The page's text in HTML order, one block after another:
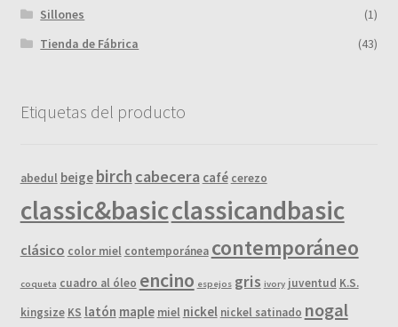
Sillones
(1)
Tienda de Fábrica
(43)
Etiquetas del producto
abedul beige birch cabecera café cerezo
classic&basicclassicandbasic
clásico color miel contemporánea contemporáneo
coqueta cuadro al óleo encino espejos gris ivory juventud K.S.
kingsize KS latón maple miel nickel nickel satinado nogal